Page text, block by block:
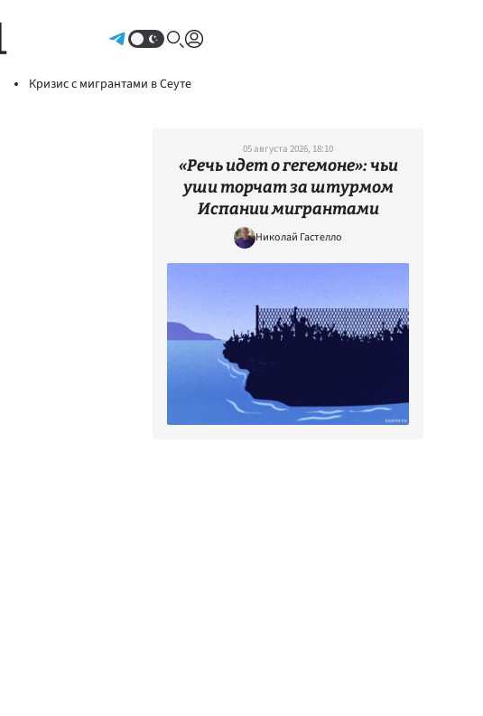
Кризис с мигрантами в Сеуте
05 августа 2026, 18:10
«Речь идет о гегемоне»: чьи
уши торчат за штурмом
Испании мигрантами
Николай Гастелло